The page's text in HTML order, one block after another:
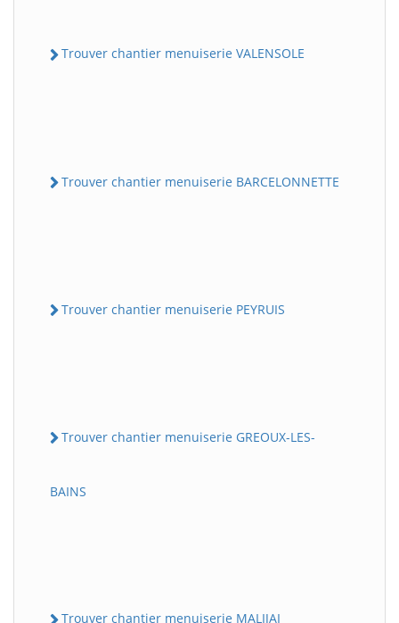
Trouver chantier menuiserie VALENSOLE
Trouver chantier menuiserie BARCELONNETTE
Trouver chantier menuiserie PEYRUIS
Trouver chantier menuiserie GREOUX-LES-
BAINS
Trouver chantier menuiserie MALIJAI